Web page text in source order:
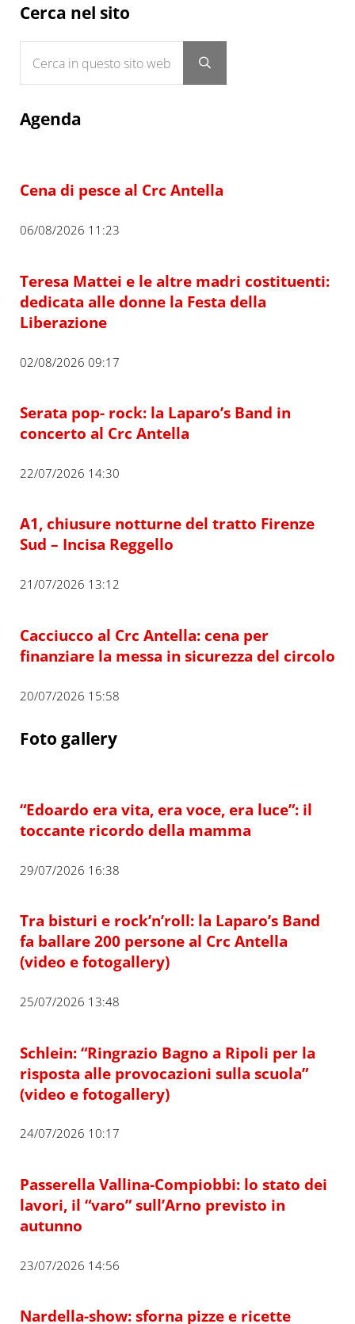
Sidebar
Cerca nel sito
Submit search
Agenda
Cena di pesce al Crc Antella
06/08/2026 11:23
Teresa Mattei e le altre madri costituenti:
dedicata alle donne la Festa della
Liberazione
02/08/2026 09:17
Serata pop- rock: la Laparo’s Band in
concerto al Crc Antella
22/07/2026 14:30
A1, chiusure notturne del tratto Firenze
Sud – Incisa Reggello
21/07/2026 13:12
Cacciucco al Crc Antella: cena per
finanziare la messa in sicurezza del circolo
20/07/2026 15:58
Foto gallery
“Edoardo era vita, era voce, era luce”: il
toccante ricordo della mamma
29/07/2026 16:38
Tra bisturi e rock’n’roll: la Laparo’s Band
fa ballare 200 persone al Crc Antella
(video e fotogallery)
25/07/2026 13:48
Schlein: “Ringrazio Bagno a Ripoli per la
risposta alle provocazioni sulla scuola”
(video e fotogallery)
24/07/2026 10:17
Passerella Vallina-Compiobbi: lo stato dei
lavori, il “varo” sull’Arno previsto in
autunno
23/07/2026 14:56
Nardella-show: sforna pizze e ricette